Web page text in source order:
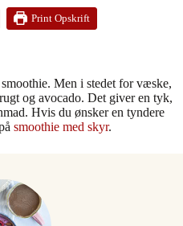
Print Opskrift
Men i stedet for væske,
og avocado. Det giver en tyk,
Hvis du ønsker en tyndere
smoothie med skyr.